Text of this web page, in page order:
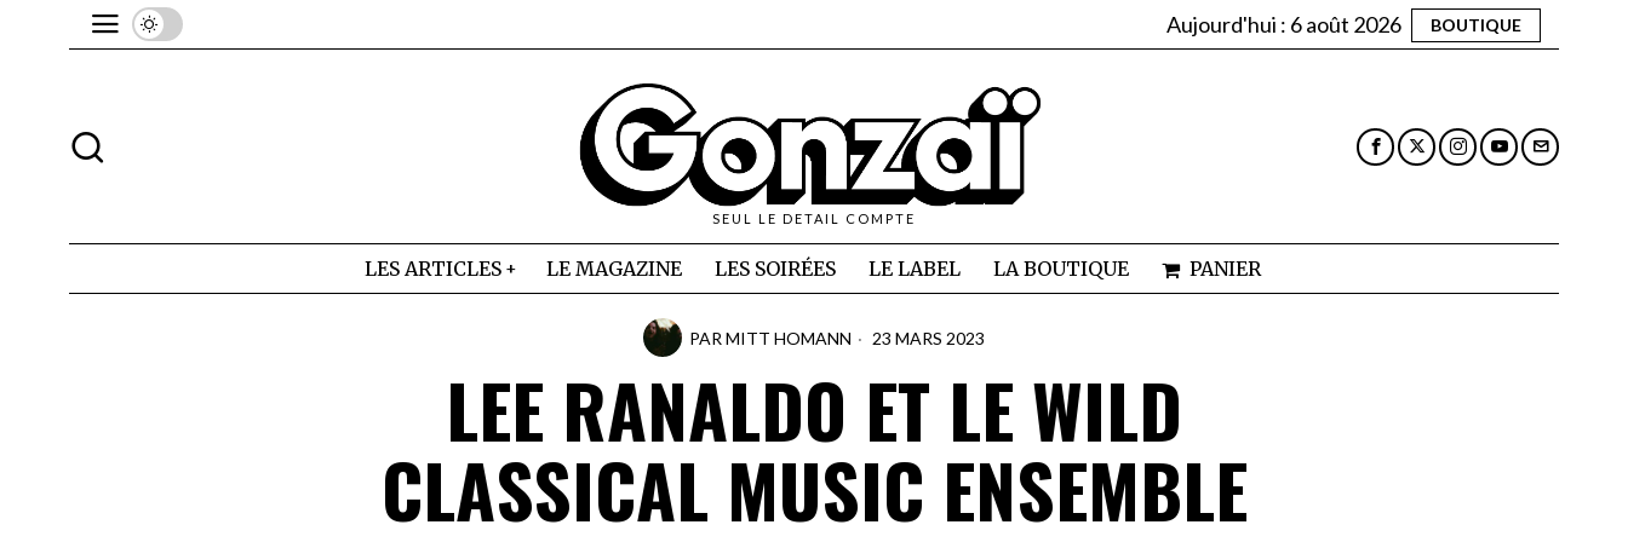
Aujourd'hui : 6 août 2026 BOUTIQUE
SEUL LE DETAIL COMPTE
LES ARTICLES LE MAGAZINE LES SOIRÉES LE LABEL LA BOUTIQUE PANIER
PAR MITT HOMANN 23 MARS 2023
LEE RANALDO ET LE WILD
CLASSICAL MUSIC ENSEMBLE